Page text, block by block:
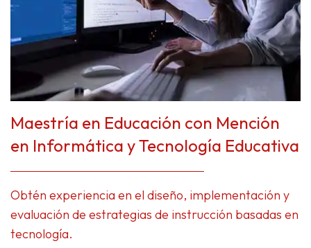
Maestría en Educación con Mención
en Informática y Tecnología Educativa
Obtén experiencia en el diseño, implementación y
evaluación de estrategias de instrucción basadas en
tecnología.